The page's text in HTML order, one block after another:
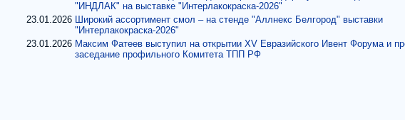
"ИНДЛАК" на выставке "Интерлакокраска-2026"
23.01.2026 Широкий ассортимент смол – на стенде "Аллнекс Белгород" выставки
"Интерлакокраска-2026"
23.01.2026 Максим Фатеев выступил на открытии XV Евразийского Ивент Форума и
заседание профильного Комитета ТПП РФ